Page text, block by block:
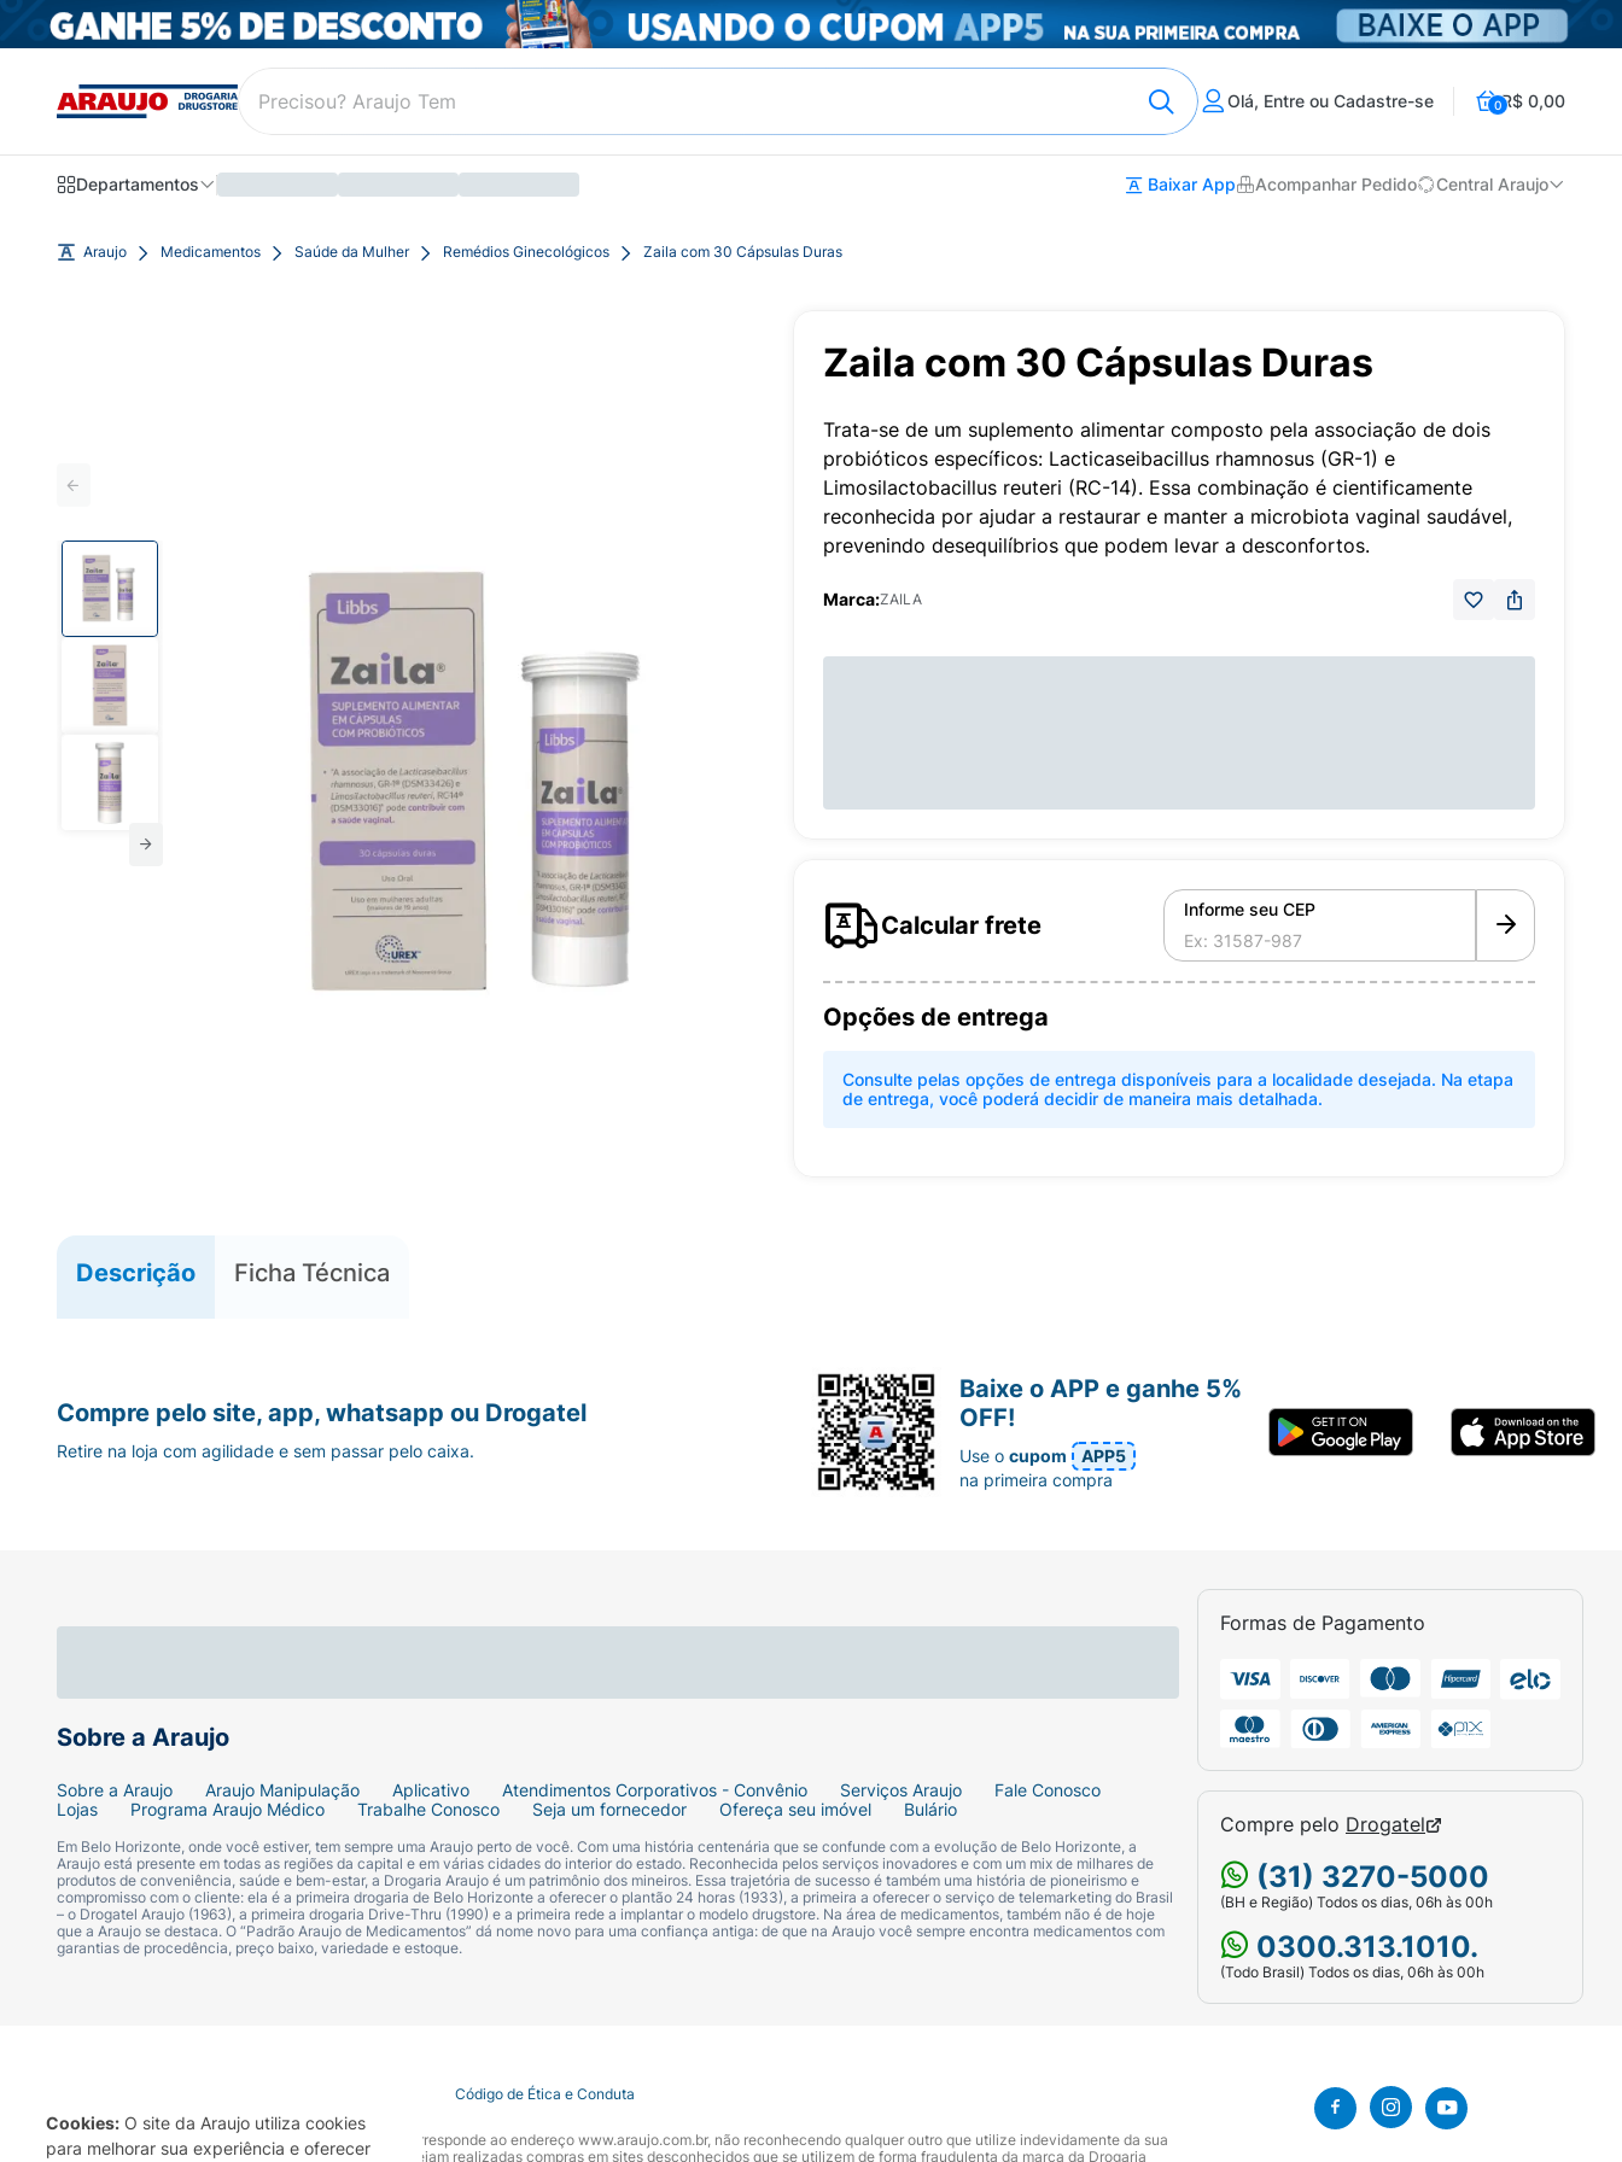
Cookies: O site da Araujo utiliza cookies
para melhorar sua experiência e oferecer
Olá, Entre ou Cadastre-se 0R$ 0,00
Departamentos Baixar App Acompanhar Pedido Central Araujo
Araujo Medicamentos Saúde da Mulher Remédios Ginecológicos Zaila com 30 Cápsulas Duras
Zaila com 30 Cápsulas Duras
Trata-se de um suplemento alimentar composto pela associação de dois
probióticos específicos: Lacticaseibacillus rhamnosus (GR-1) e
Limosilactobacillus reuteri (RC-14). Essa combinação é cientificamente
reconhecida por ajudar a restaurar e manter a microbiota vaginal saudável,
prevenindo desequilíbrios que podem levar a desconfortos.
Marca:ZAILA
Calcular frete
Informe seu CEP
Opções de entrega
Consulte pelas opções de entrega disponíveis para a localidade desejada. Na etapa
de entrega, você poderá decidir de maneira mais detalhada.
Descrição Ficha Técnica
Sobre a Araujo
Sobre a Araujo Araujo Manipulação Aplicativo Atendimentos Corporativos - Convênio Serviços Araujo
Fale Conosco
Lojas
Programa Araujo Médico Trabalhe Conosco Seja um fornecedor Ofereça seu imóvel Bulário
Em Belo Horizonte, onde você estiver, tem sempre uma Araujo perto de você. Com uma história centenária que se confunde com a evolução de Belo Horizonte, a
Araujo está presente em todas as regiões da capital e em várias cidades do interior do estado. Reconhecida pelos serviços inovadores e com um mix de milhares de
produtos de conveniência, saúde e bem-estar, a Drogaria Araujo é um patrimônio dos mineiros. Essa trajetória de sucesso é também uma história de pioneirismo e
compromisso com o cliente: ela é a primeira drogaria de Belo Horizonte a oferecer o plantão 24 horas (1933), a primeira a oferecer o serviço de telemarketing do Brasil
– o Drogatel Araujo (1963), a primeira drogaria Drive-Thru (1990) e a primeira rede a implantar o modelo drugstore. Na área de medicamentos, também não é de hoje
que a Araujo se destaca. O “Padrão Araujo de Medicamentos” dá nome novo para uma confiança antiga: de que na Araujo você sempre encontra medicamentos com
garantias de procedência, preço baixo, variedade e estoque.
Formas de Pagamento
Compre pelo Drogatel
(31) 3270-5000
(BH e Região) Todos os dias, 06h às 00h
0300.313.1010.
(Todo Brasil) Todos os dias, 06h às 00h
Compre pelo site, app, whatsapp ou Drogatel
Retire na loja com agilidade e sem passar pelo caixa.
Baixe o APP e ganhe 5%
OFF!
Use ocupom
APP5
na primeira compra
Código de Ética e Conduta
A Drogaria Araujo S/A informa que o seu site oficial corresponde ao endereço www.araujo.com.br, não reconhecendo qualquer outro que utilize indevidamente da sua
marca. Para sua segurança recomendamos que não sejam realizadas compras em sites desconhecidos que se utilizem de forma fraudulenta da marca da Drogaria